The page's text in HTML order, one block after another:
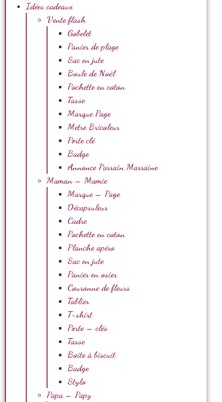
Idées cadeaux
Vente flash
Gobelet
Panier de plage
Sac en jute
Boule de Noël
Pochette en coton
Tasse
Marque Page
Metre Bricoleur
Porte clé
Badge
Annonce Parrain Marraine
Maman – Mamie
Marque – Page
Décapsuleur
Cadre
Pochette en coton
Planche apéro
Sac en jute
Panier en osier
Couronne de fleurs
Tablier
T-shirt
Porte – clés
Tasse
Boite à biscuit
Badge
Stylo
Papa – Papy